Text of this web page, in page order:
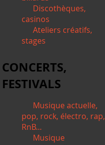
Discothèques,
casinos
Ateliers créatifs,
stages
CONCERTS,
FESTIVALS
Musique actuelle,
pop, rock, électro, rap,
RnB...
Musique